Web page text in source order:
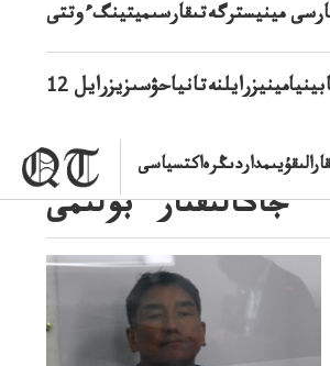
مينيسترگەتىقارسىميتينگءوتتى
جاڭالىقتار ءبولىمى